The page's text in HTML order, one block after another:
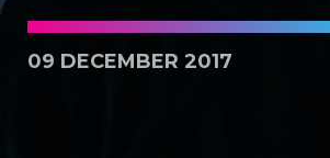
09 DECEMBER 2017